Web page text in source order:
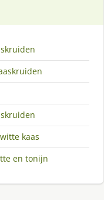
kaas
en tonijn